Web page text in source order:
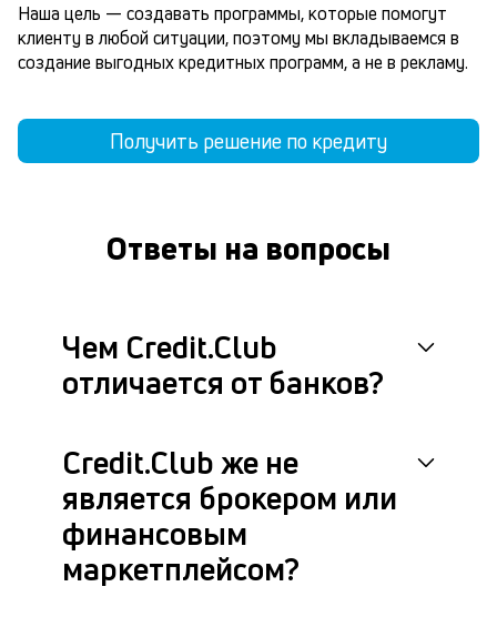
Наша цель — создавать программы, которые помогут
клиенту в любой ситуации, поэтому мы вкладываемся в
создание выгодных кредитных программ, а не в рекламу.
Получить решение по кредиту
Ответы на вопросы
Чем Credit.Club
отличается от банков?
Credit.Club же не
является брокером или
финансовым
маркетплейсом?